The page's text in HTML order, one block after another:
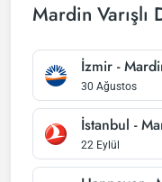
Mardin Varışlı
İzmir -
30 Ağustos
İstanbul -
22 Eylül